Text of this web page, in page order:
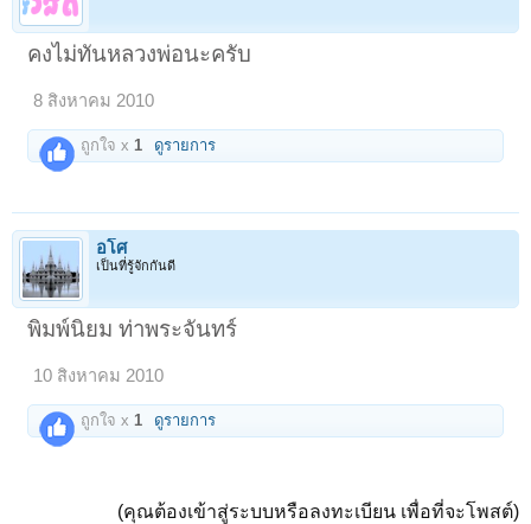
คงไม่ทันหลวงพ่อนะครับ
8 สิงหาคม 2010
ถูกใจ x1 ดูรายการ
อโศ
เป็นที่รู้จักกันดี
พิมพ์นิยม ท่าพระจันทร์
10 สิงหาคม 2010
ถูกใจ x 1 ดูรายการ
(คุณต้องเข้าสู่ระบบหรือลงทะเบียน เพื่อที่จะโพสต์)